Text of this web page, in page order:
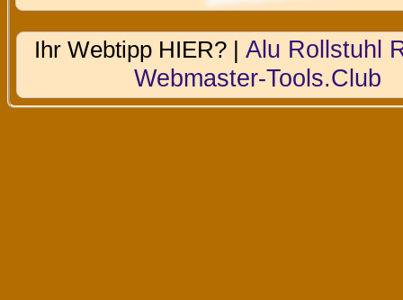
Ihr Webtipp HIER? |Alu Rollstuhl
Webmaster-Tools.Club